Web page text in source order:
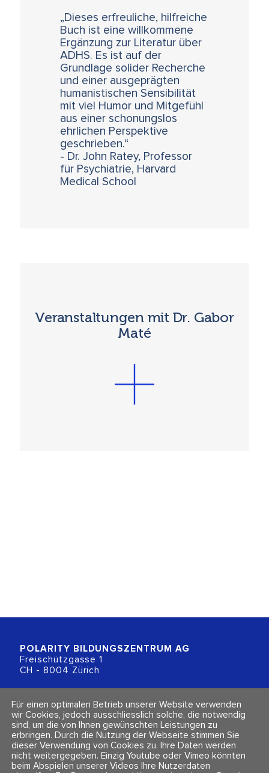
„Dieses erfreuliche, hilfreiche
Buch ist eine willkommene
Ergänzung zur Literatur über
ADHS. Es ist auf der
Grundlage solider Recherche
und einer ausgeprägten
humanistischen Sensibilität
mit viel Humor und Mitgefühl
aus einer schonungslos
ehrlichen Perspektive
geschrieben.“
- Dr. John Ratey, Professor
für Psychiatrie, Harvard
Medical School
Veranstaltungen mit Dr. Gabor
Maté
POLARITY BILDUNGSZENTRUM AG
Freischützgasse 1
CH - 8004 Zürich
+41 (0)44 218 80 80
info@polarity.ch
Kontakt & Info
Newsletter
Impressum & Datenschutz
Folge uns
Für einen optimalen Betrieb unserer Website verwenden
wir Cookies, jedoch ausschliesslich solche, die notwendig
sind, um die von Ihnen gewünschten Leistungen zu
erbringen. Durch die Nutzung der Webseite stimmen Sie
dieser Verwendung von Cookies zu. Ihre Daten werden
nicht weitergegeben. Einzig Youtube oder Vimeo könnten
beim Abspielen unserer Videos Ihre Nutzerdaten